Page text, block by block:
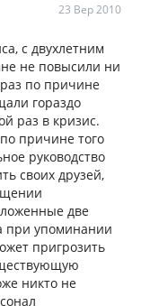
23 Вер 2010
с двухлетним
не повысили ни
по причине
гораздо
раз в кризис.
причине того
руководство
своих друзей,
две
при упоминании
пригрозить
никто не